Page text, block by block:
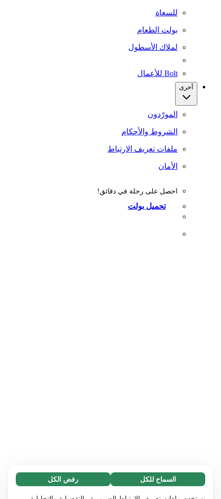
ضروري (65)
تساعد ملفات تعريف الارتباط الضرورية في جعل
الاطلاع على المزيد
السماح للكل رفض الكل
للسعاة
بولت الطعام
لملاك الأسطول
Bolt للأعمال
أخرى
المورّدون
الشروط والأحكام
ملفات تعريف الارتباط
الأمان
احصل على رحلة في دقائق!
تحميل بولت